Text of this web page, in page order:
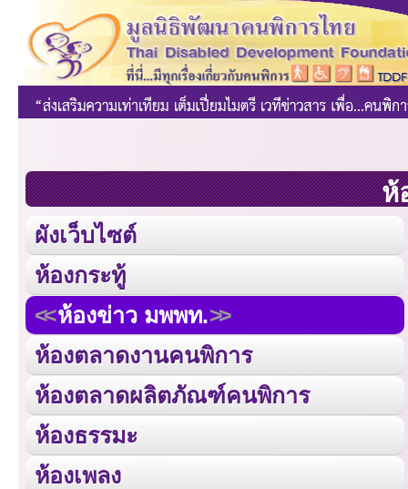
ห้
ผังเว็บไซต์
ห้องกระทู้
ห้องข่าว มพพท.
ห้องตลาดงานคนพิการ
ห้องตลาดผลิตภัณฑ์คนพิการ
ห้องธรรมะ
ห้องเพลง